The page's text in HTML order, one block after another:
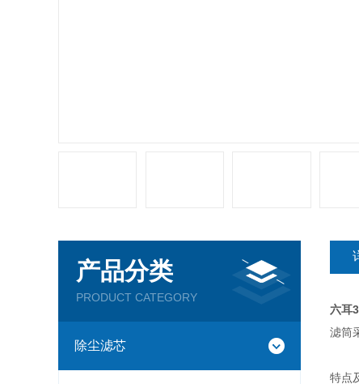
产品分类
PRODUCT CATEGORY
除尘滤芯
六耳
滤筒
特点